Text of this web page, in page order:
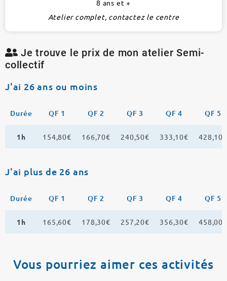
8 ans et +
Atelier complet, contactez le centre
Je trouve le prix de mon atelier Semi-
collectif
J'ai 26 ans ou moins
Durée QF 1 QF 2 QF 3 QF 4 QF 5
1h 154,80€ 166,70€ 240,50€ 333,10€ 428,10€
J'ai plus de 26 ans
Durée QF 1 QF 2 QF 3 QF 4 QF 5
1h 165,60€ 178,30€ 257,20€ 356,30€ 458,00€
Vous pourriez aimer ces activités